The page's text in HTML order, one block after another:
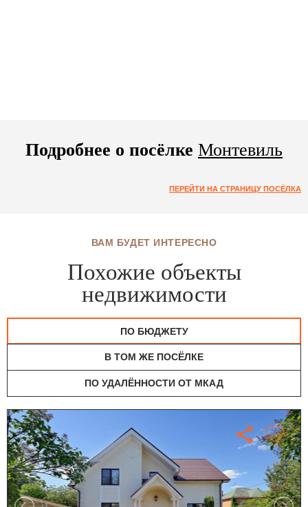
Подробнее о посёлке Монтевиль
ПЕРЕЙТИ НА СТРАНИЦУ ПОСЁЛКА
ВАМ БУДЕТ ИНТЕРЕСНО
Похожие объекты
недвижимости
ПО БЮДЖЕТУ
В ТОМ ЖЕ ПОСЁЛКЕ
ПО УДАЛЁННОСТИ ОТ МКАД